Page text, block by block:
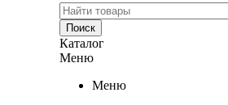
Каталог
Меню
Меню